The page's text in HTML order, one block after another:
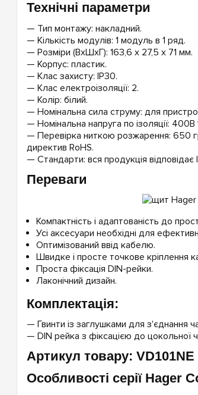
Технічні параметри
— Тип монтажу: накладний.
— Кількість модулів: 1 модуль в 1 ряд.
— Розміри (ВxШxГ): 163,6 x 27,5 x 71 мм.
— Корпус: пластик.
— Клас захисту: IP30.
— Клас електроізоляції: 2.
— Колір: білий.
— Номінальна сила струму: для
— Номінальна напруга по ізоляції:
— Перевірка ниткою розжарення: 650
директив RoHS.
— Стандарти: вся продукція відповідає
Переваги
Компактність і адаптованість до
Усі аксесуари необхідні для
Оптимізований ввід кабелю.
Швидке і просте точкове кріплення
Проста фіксація DIN-рейки.
Лаконічний дизайн.
Комплектація:
— Гвинти із заглушками для з'єднання
— DIN рейка з фіксацією до цокольної
Артикул товару: VD101NE
Особливості серії Hager